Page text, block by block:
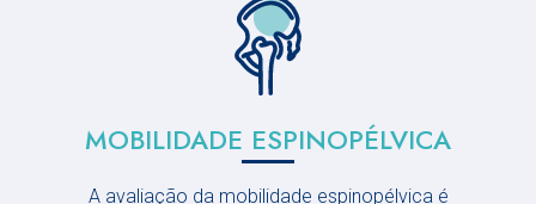
MOBILIDADE ESPINOPÉLVICA
A avaliação da mobilidade espinopélvica é